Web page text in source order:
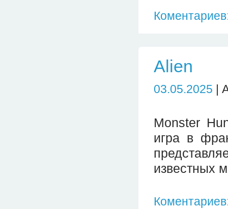
Alien
03.05.2025 |
Monster
игра в
известных